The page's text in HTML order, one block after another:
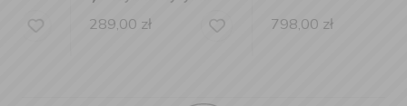
289,00zł 798,00zł